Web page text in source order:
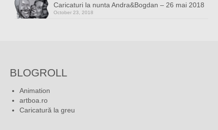
Caricaturi la nunta Andra&Bogdan – 26 mai 2018
October 23, 2018
BLOGROLL
Animation
artboa.ro
Caricatură la greu